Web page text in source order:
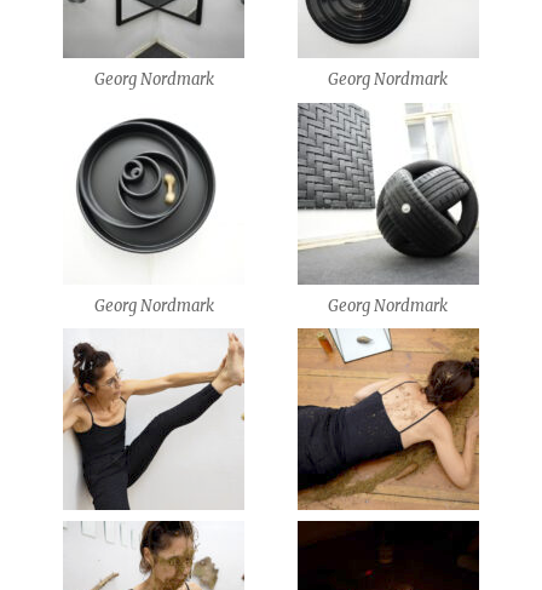
Georg Nordmark Georg Nordmark
Georg Nordmark Georg Nordmark